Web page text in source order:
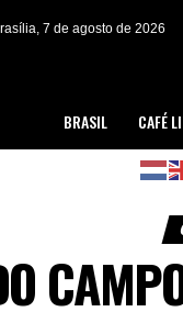
7 de agosto de 2026
BRASIL CAFÉ